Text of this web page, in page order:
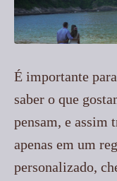
É importante
saber o que
pensam, e assim
apenas em um
personalizado,